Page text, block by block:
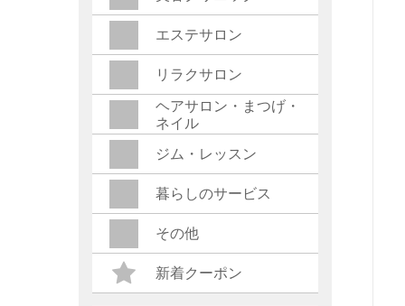
エステサロン
リラクサロン
ヘアサロン・まつげ・
ネイル
ジム・レッスン
暮らしのサービス
その他
新着クーポン